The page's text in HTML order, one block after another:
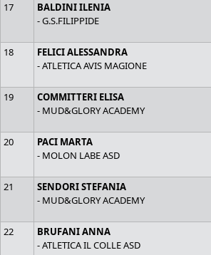
17
BALDINI ILENIA
- G.S.FILIPPIDE
18
FELICI ALESSANDRA
- ATLETICA AVIS MAGIONE
19
COMMITTERI ELISA
- MUD&GLORY ACADEMY
20
PACI MARTA
- MOLON LABE ASD
21
SENDORI STEFANIA
- MUD&GLORY ACADEMY
22
BRUFANI ANNA
- ATLETICA IL COLLE ASD